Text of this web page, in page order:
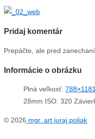
Pridaj komentár
Prepáčte, ale pred
Informácie o obrázku
Plná veľkosť:
28mm ISO: 320
© 2026 mgr. art juraj poliak